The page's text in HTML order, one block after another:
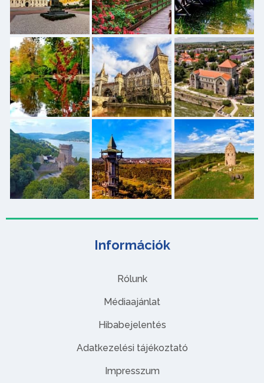
Információk
Rólunk
Médiaajánlat
Hibabejelentés
Adatkezelési tájékoztató
Impresszum